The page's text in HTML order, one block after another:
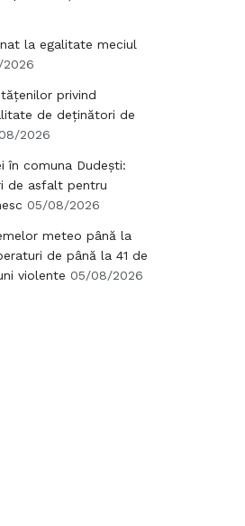
la egalitate meciul
privind
de deținători de
2026
în comuna Dudești:
de asfalt pentru
05/08/2026
meteo până la
de până la 41 de
violente 05/08/2026